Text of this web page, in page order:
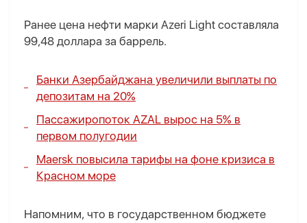
Ранее цена нефти марки Azeri Light составляла
99,48 доллара за баррель.
Банки Азербайджана увеличили выплаты по
депозитам на 20%
Пассажиропоток AZAL вырос на 5% в
первом полугодии
Maersk повысила тарифы на фоне кризиса в
Красном море
Напомним, что в государственном бюджете